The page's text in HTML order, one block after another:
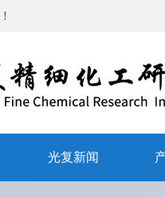
！
光复新闻